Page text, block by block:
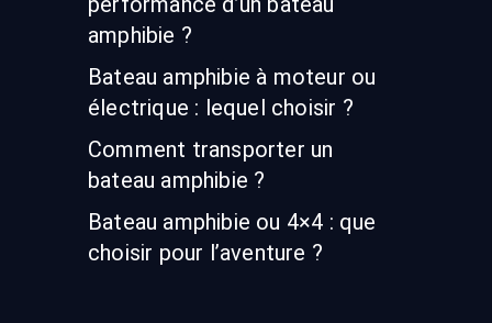
amphibie ?
Bateau amphibie à moteur ou
électrique : lequel choisir ?
Comment transporter un
bateau amphibie ?
Bateau amphibie ou 4×4 : que
choisir pour l’aventure ?